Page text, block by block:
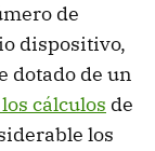
de
dispositivo,
dotado de un
cálculos de
los